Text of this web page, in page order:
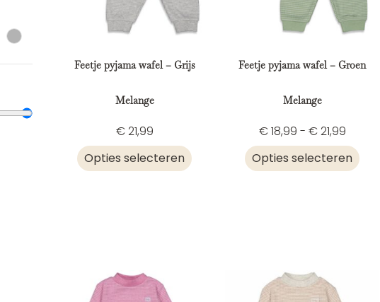
Feetje pyjama wafel – Grijs
Melange
€21,99
Opties selecteren
Feetje pyjama wafel – Groen
Melange
€18,99 - €21,99
Opties selecteren